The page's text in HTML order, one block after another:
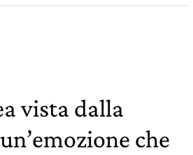
vista dalla
che